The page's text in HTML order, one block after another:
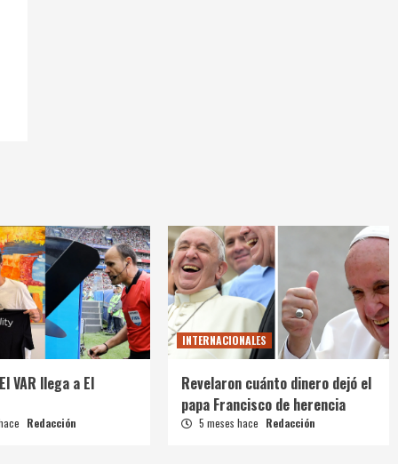
VAR llega a El
Redacción
INTERNACIONALES
Revelaron cuánto dinero dejó el
papa Francisco de herencia
5 meses hace Redacción